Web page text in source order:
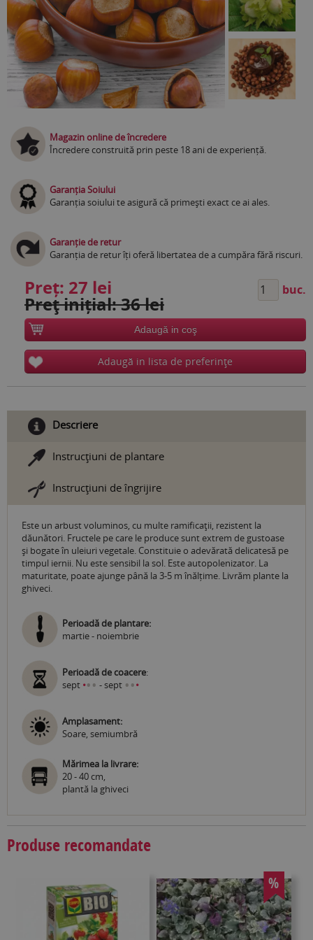
Magazin online de încredere
Încredere construită prin peste 18 ani de experiență.
Garanția Soiului
Garanția soiului te asigură că primești exact ce ai ales.
Garanție de retur
Garanția de retur îți oferă libertatea de a cumpăra fără riscuri.
Preț: 27 lei
Preţ inițial: 36 lei
buc.
Adaugă in coş
Adaugă in lista de preferinţe
Descriere
Instrucţiuni de plantare
Instrucţiuni de îngrijire
Este un arbust voluminos, cu multe ramificaţii, rezistent la
dăunători. Fructele pe care le produce sunt extrem de gustoase
și bogate în uleiuri vegetale. Constituie o adevărată delicatesă pe
timpul iernii. Nu este sensibil la sol. Este autopolenizator. La
maturitate, poate ajunge până la 3-5 m înălțime. Livrăm plante la
ghiveci.
Perioadă de plantare:
martie - noiembrie
Perioadă de coacere:
sept ••• - sept •••
Amplasament:
Soare, semiumbră
Mărimea la livrare:
20 - 40 cm,
plantă la ghiveci
Produse recomandate
%